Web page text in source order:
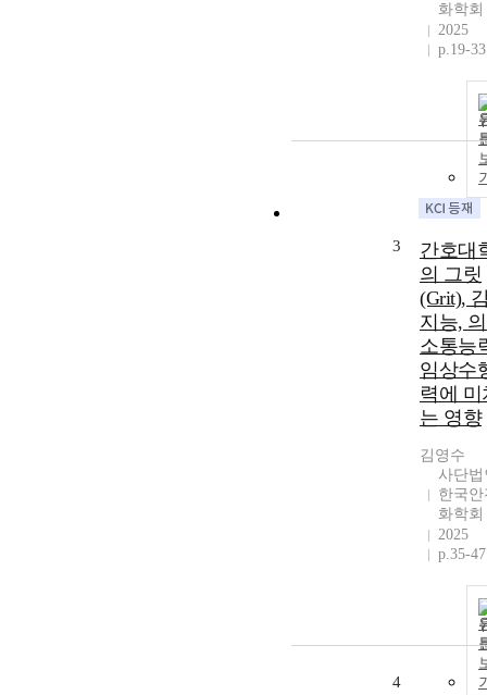
화학회
2025
p.19-33
3
간호대
의 그릿
(Grit),
지능,
소통능
임상수
력에 미
는 영향
김영수
사단법
한국
화학회
2025
p.35-47
4